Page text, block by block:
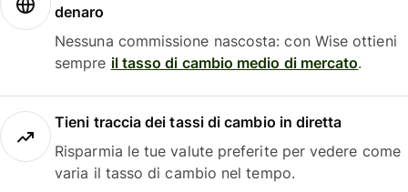
denaro
Nessuna commissione nascosta: con Wise ottieni
sempre il tasso di cambio medio di mercato.
Tieni traccia dei tassi di cambio in diretta
Risparmia le tue valute preferite per vedere come
varia il tasso di cambio nel tempo.